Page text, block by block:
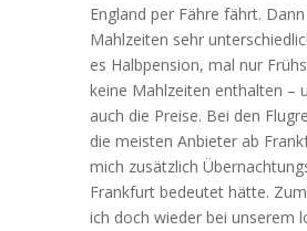
England per Fähre fährt.
Mahlzeiten sehr
es Halbpension, mal nur
keine Mahlzeiten enthalten –
auch die Preise. Bei den
die meisten Anbieter ab
mich zusätzlich
Frankfurt bedeutet hätte.
ich doch wieder bei unserem